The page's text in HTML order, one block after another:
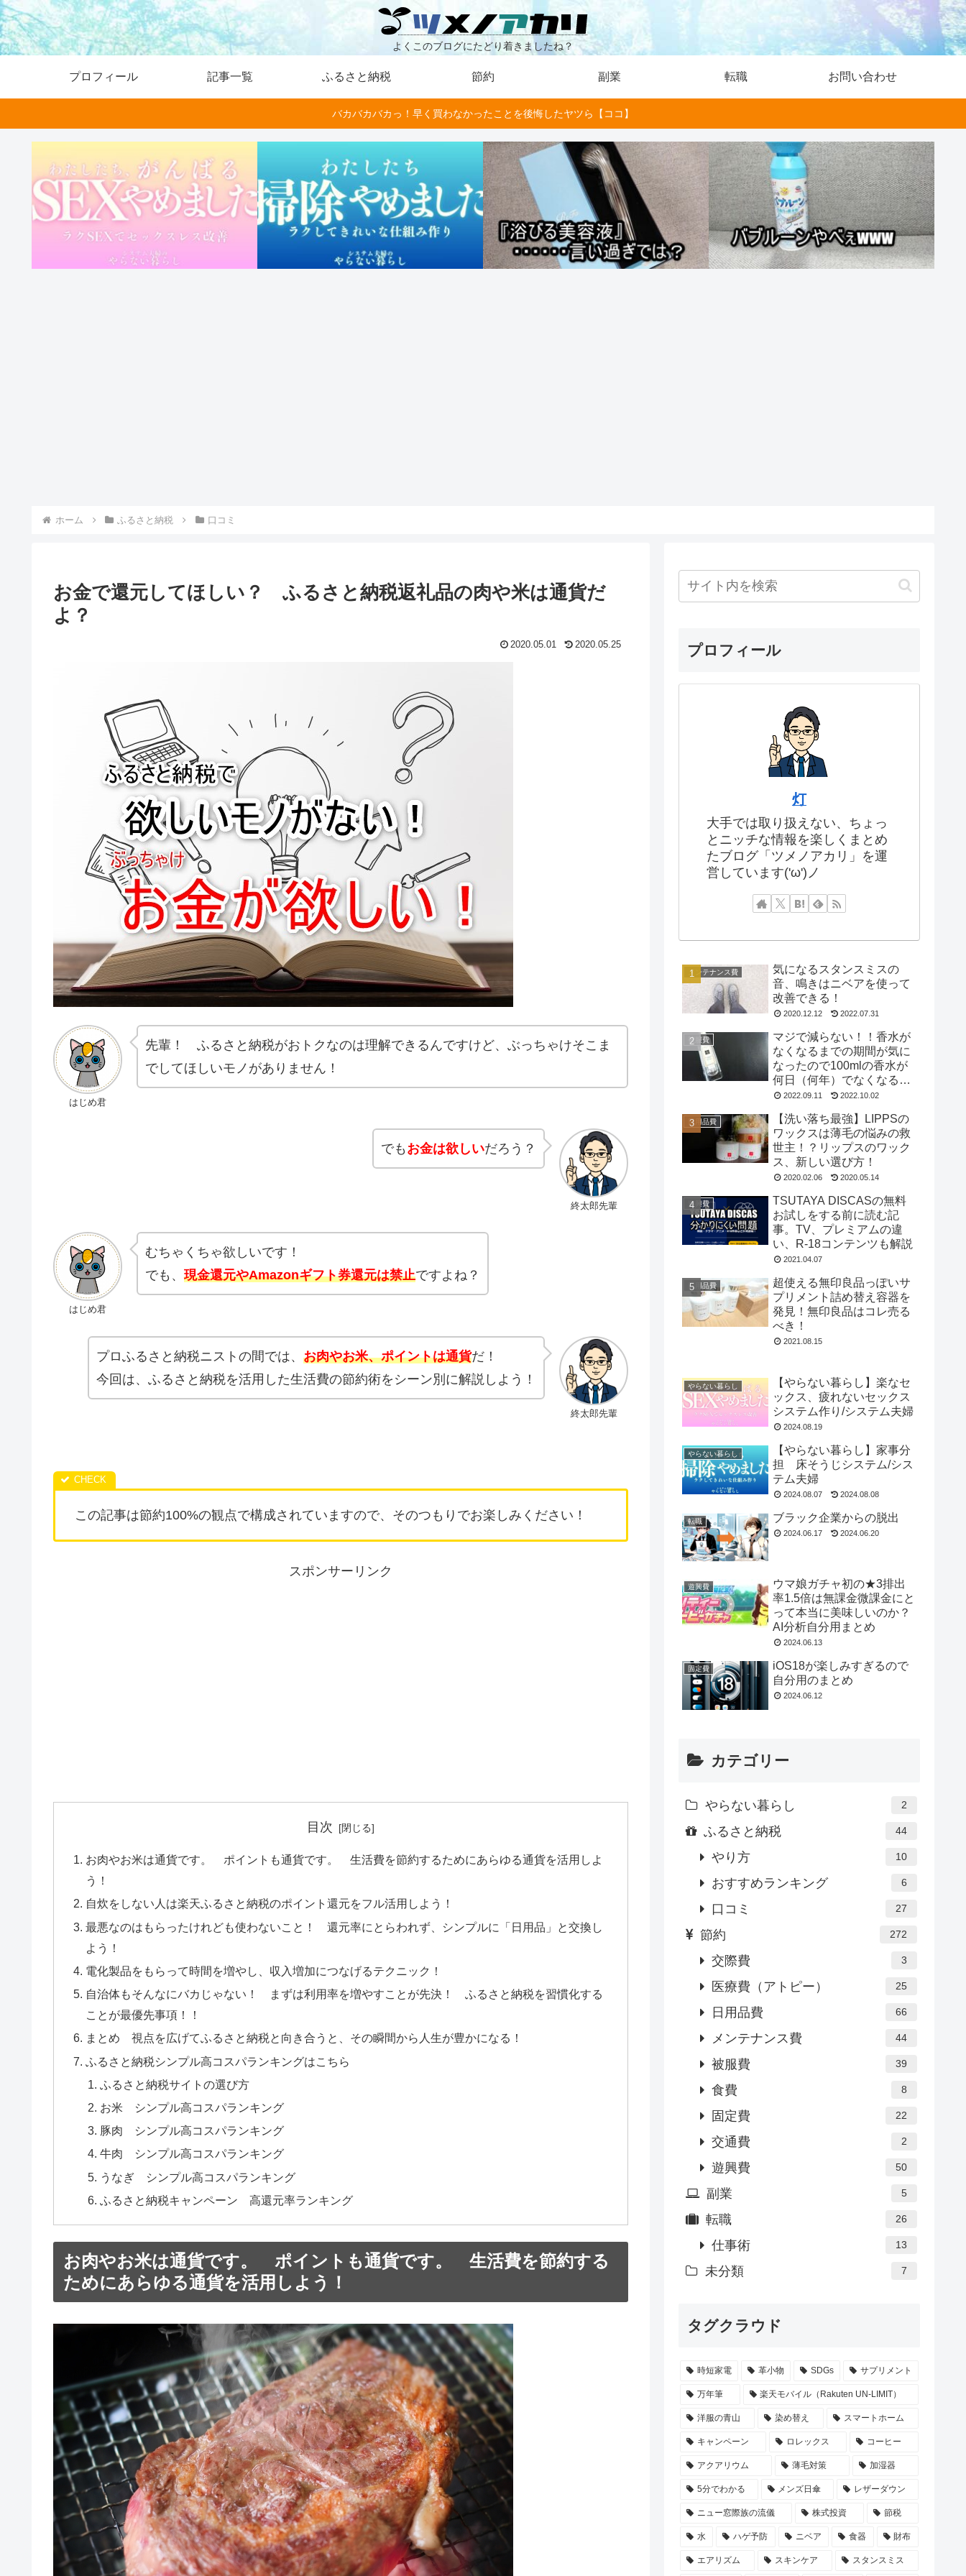
よくこのブログにたどり着きましたね？
プロフィール 記事一覧 ふるさと納税 節約 副業 転職 お問い合わせ
バカバカバカっ！早く買わなかったことを後悔したヤツら【ココ】
ホーム ふるさと納税 口コミ
お金で還元してほしい？ ふるさと納税返礼品の肉や米は通貨だ
よ？
2020.05.01 2020.05.25
はじめ君
先輩！ ふるさと納税がおトクなのは理解できるんですけど、ぶっちゃけそこま
でしてほしいモノがありません！
終太郎先輩
でも お金は欲しいだろう？
はじめ君
むちゃくちゃ欲しいです！
でも、 現金還元やAmazonギフト券還元は禁止ですよね？
終太郎先輩
プロふるさと納税ニストの間では、 お肉やお米、ポイントは通貨だ！
今回は、ふるさと納税を活用した生活費の節約術をシーン別に解説しよう！
この記事は節約100%の観点で構成されていますので、そのつもりでお楽しみください！
スポンサーリンク
目次
お肉やお米は通貨です。 ポイントも通貨です。 生活費を節約するためにあらゆる通貨を活用しよ
う！
自炊をしない人は楽天ふるさと納税のポイント還元をフル活用しよう！
最悪なのはもらったけれども使わないこと！ 還元率にとらわれず、シンプルに「日用品」と交換し
よう！
電化製品をもらって時間を増やし、収入増加につなげるテクニック！
自治体もそんなにバカじゃない！ まずは利用率を増やすことが先決！ ふるさと納税を習慣化する
ことが最優先事項！！
まとめ 視点を広げてふるさと納税と向き合うと、その瞬間から人生が豊かになる！
ふるさと納税シンプル高コスパランキングはこちら
ふるさと納税サイトの選び方
お米 シンプル高コスパランキング
豚肉 シンプル高コスパランキング
牛肉 シンプル高コスパランキング
うなぎ シンプル高コスパランキング
ふるさと納税キャンペーン 高還元率ランキング
お肉やお米は通貨です。 ポイントも通貨です。 生活費を節約する
ためにあらゆる通貨を活用しよう！
プロフィール
灯
大手では取り扱えない、ちょっ
とニッチな情報を楽しくまとめ
たブログ「ツメノアカリ」を運
営しています('ω')ノ
メンテナンス費
気になるスタンスミスの
音、鳴きはニベアを使って
改善できる！
2020.12.12 2022.07.31
被服費
マジで減らない！！香水が
なくなるまでの期間が気に
なったので100mlの香水が
何日（何年）でなくなるの
か試してみた
2022.09.11 2022.10.02
日用品費
【洗い落ち最強】LIPPSの
ワックスは薄毛の悩みの救
世主！？リップスのワック
ス、新しい選び方！
2020.02.06 2020.05.14
遊興費
TSUTAYA DISCASの無料
お試しをする前に読む記
事。TV、プレミアムの違
い、R-18コンテンツも解説
2021.04.07
日用品費
超使える無印良品っぽいサ
プリメント詰め替え容器を
発見！無印良品はコレ売る
べき！
2021.08.15
やらない暮らし
【やらない暮らし】楽なセ
ックス、疲れないセックス
システム作り/システム夫婦
2024.08.19
やらない暮らし
【やらない暮らし】家事分
担 床そうじシステム/シス
テム夫婦
2024.08.07 2024.08.08
転職 ブラック企業からの脱出
2024.06.17 2024.06.20
遊興費
ウマ娘ガチャ初の★3排出
率1.5倍は無課金微課金にと
って本当に美味しいのか？
AI分析自分用まとめ
2024.06.13
固定費
iOS18が楽しみすぎるので
自分用のまとめ
2024.06.12
カテゴリー
やらない暮らし 2
ふるさと納税 44
やり方 10
おすすめランキング 6
口コミ 27
節約 272
交際費 3
医療費（アトピー） 25
日用品費 66
メンテナンス費 44
被服費 39
食費 8
固定費 22
交通費 2
遊興費 50
副業 5
転職 26
仕事術 13
未分類 7
タグクラウド
時短家電 革小物 SDGs サプリメント
万年筆 楽天モバイル（Rakuten UN-LIMIT）
洋服の青山 染め替え スマートホーム
キャンペーン ロレックス コーヒー
アクアリウム 薄毛対策 加湿器
5分でわかる メンズ日傘 レザーダウン
ニュー窓際族の流儀 株式投資 節税
水 ハゲ予防 ニベア 食器 財布
エアリズム スキンケア スタンスミス